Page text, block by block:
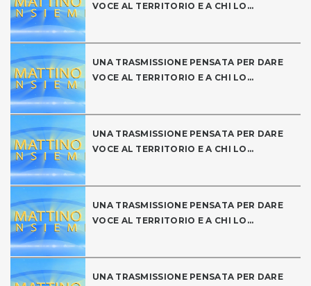
VOCE AL TERRITORIO E A CHI LO...
UNA TRASMISSIONE PENSATA PER DARE
VOCE AL TERRITORIO E A CHI LO...
UNA TRASMISSIONE PENSATA PER DARE
VOCE AL TERRITORIO E A CHI LO...
UNA TRASMISSIONE PENSATA PER DARE
VOCE AL TERRITORIO E A CHI LO...
UNA TRASMISSIONE PENSATA PER DARE